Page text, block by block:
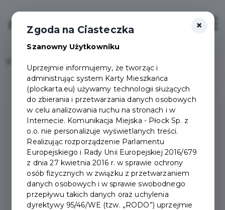
Login/Rejestracja ×
Zgoda na Ciasteczka
Szanowny Użytkowniku
Uprzejmie informujemy, że tworząc i
administrując system Karty Mieszkańca
(plockarta.eu) używamy technologii służących
do zbierania i przetwarzania danych osobowych
w celu analizowania ruchu na stronach i w
Internecie. Komunikacja Miejska - Płock Sp. z
o.o. nie personalizuje wyświetlanych treści.
Realizując rozporządzenie Parlamentu
Europejskiego i Rady Unii Europejskiej 2016/679
z dnia 27 kwietnia 2016 r. w sprawie ochrony
osób fizycznych w związku z przetwarzaniem
danych osobowych i w sprawie swobodnego
przepływu takich danych oraz uchylenia
dyrektywy 95/46/WE (tzw. „RODO”) uprzejmie